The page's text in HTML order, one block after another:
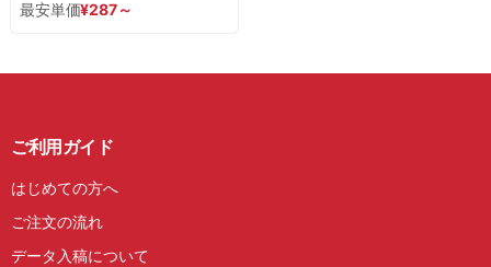
最安単価¥287～
ご利用ガイド
はじめての方へ
ご注文の流れ
データ入稿について